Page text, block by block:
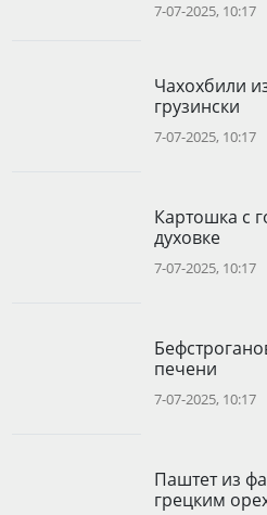
7-07-2025, 10:17
Чахохбили
грузински
7-07-2025, 10:17
Картошка с
духовке
7-07-2025, 10:17
печени
7-07-2025, 10:17
Паштет из
грецким